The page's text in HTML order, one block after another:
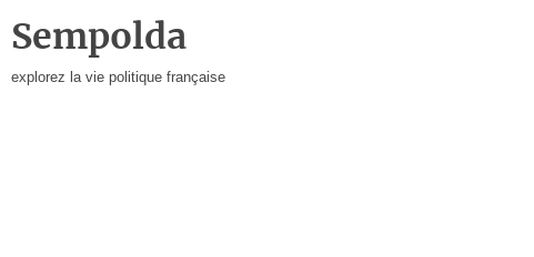
Sempolda
explorez la vie politique française